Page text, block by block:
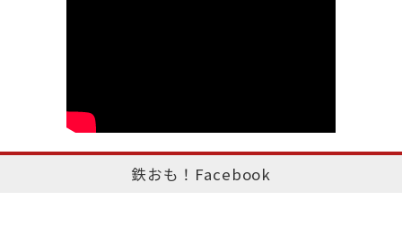
鉄おも！Facebook